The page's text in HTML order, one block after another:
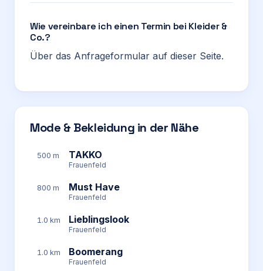
Wie vereinbare ich einen Termin bei Kleider &
Co.?
Über das Anfrageformular auf dieser Seite.
Mode & Bekleidung in der Nähe
500 m TAKKO
Frauenfeld
800 m Must Have
Frauenfeld
1.0 km Lieblingslook
Frauenfeld
1.0 km Boomerang
Frauenfeld